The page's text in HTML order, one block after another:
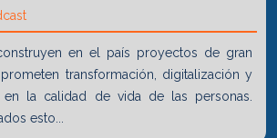
en el país proyectos de gran
transformación, digitalización y
en la calidad de vida de las personas.
esto...